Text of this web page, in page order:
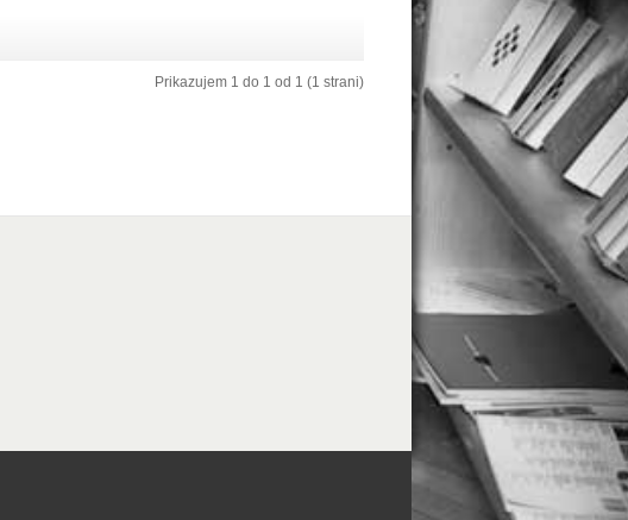
Prikazujem 1 do 1 od 1 (1 strani)